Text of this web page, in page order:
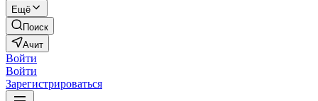
Ещё
Поиск
Ачит
Войти
Войти
Зарегистрироваться